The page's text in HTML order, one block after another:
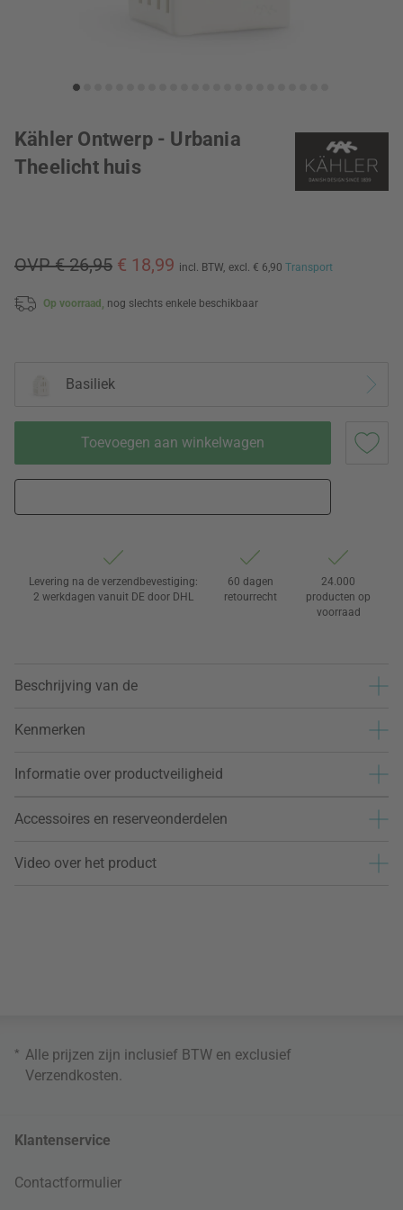
Kähler Ontwerp - Urbania
Theelicht huis
OVP € 26,95 € 18,99 incl. BTW, excl. € 6,90 Transport
Op voorraad, nog slechts enkele beschikbaar
Basiliek
Toevoegen aan winkelwagen
Levering na de verzendbevestiging:
2 werkdagen vanuit DE door DHL
60 dagen
retourrecht
24.000
producten op
voorraad
Beschrijving van de
Kenmerken
Informatie over productveiligheid
Accessoires en reserveonderdelen
Video over het product
* Alle prijzen zijn inclusief BTW en exclusief
Verzendkosten
Klantenservice
Contactformulier